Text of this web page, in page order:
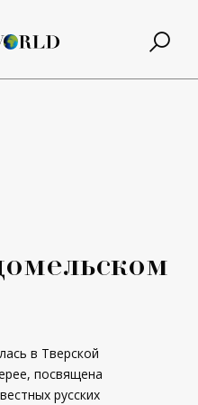
в Тверской
посвящена
русских